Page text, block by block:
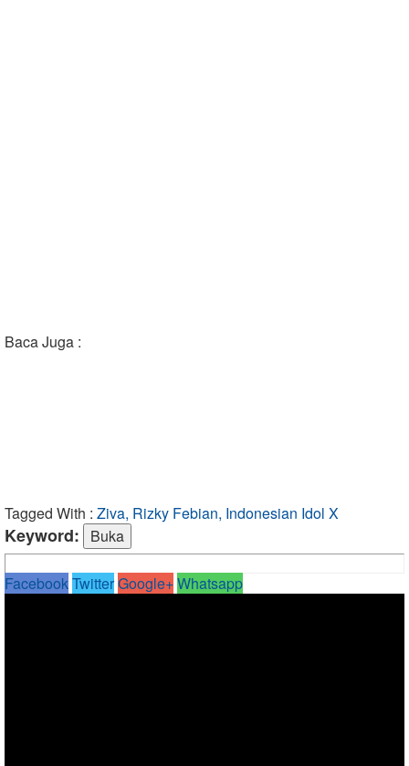
Baca Juga :
Tagged With : Ziva, Rizky Febian, Indonesian Idol X
Keyword:
FacebookTwitterGoogle+Whatsapp